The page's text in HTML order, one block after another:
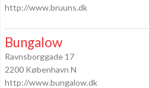
http://www.bruuns.dk
Bungalow
Ravnsborggade 17
2200 København N
http://www.bungalow.dk